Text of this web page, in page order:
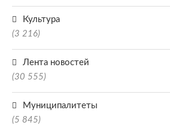
Культура
(3 216)
Лента новостей
(30 555)
Муниципалитеты
(5 845)